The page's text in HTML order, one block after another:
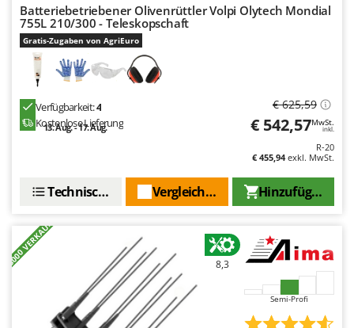
Makita
MAMMAMIA
Marcato
Marina Systems
Master
Mastercook
Michelin
Mille
More than chef
MOSA
Batteriebetriebener Olivenrüttler Volpi Olytech Mondial
755L 210/300 - Teleskopschaft
Gratis-Zugaben von AgriEuro
Verfügbarkeit:4
Kostenlose Lieferung
13. Aug. - 17. Aug.
€ 625,59
€ 542,57MwSt.
inkl.
R-20
€ 455,94exkl. MwSt.
Hinzufügen
Vergleichen Sie
Technische Daten
+3000 VERKAUFT 8,3
Semi-Profi